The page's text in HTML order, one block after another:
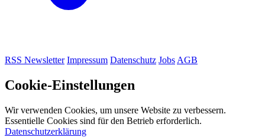
RSS Newsletter Impressum Datenschutz Jobs AGB
Cookie-Einstellungen
Wir verwenden Cookies, um unsere Website zu verbessern.
Essentielle Cookies sind für den Betrieb erforderlich.
Datenschutzerklärung